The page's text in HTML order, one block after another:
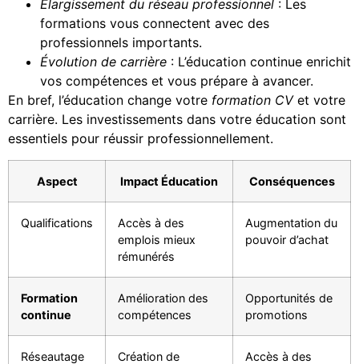
Élargissement du réseau professionnel : Les
formations vous connectent avec des
professionnels importants.
Évolution de carrière : L’éducation continue enrichit
vos compétences et vous prépare à avancer.
En bref, l’éducation change votre formation CVet votre
carrière. Les investissements dans votre éducation sont
essentiels pour réussir professionnellement.
Aspect Impact Éducation Conséquences
Qualifications
Accès à des
emplois mieux
rémunérés
Augmentation du
pouvoir d’achat
Formation
continue
Amélioration des
compétences
Opportunités de
promotions
Réseautage
Création de
Accès à des